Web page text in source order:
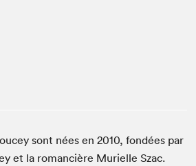
sont nées en 2010, fondées par
et la romancière Murielle Szac.